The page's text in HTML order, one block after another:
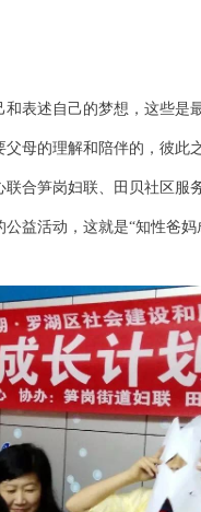
表述自己的梦想，这些是
母的理解和陪伴的，彼此
合笋岗妇联、田贝社区服
益活动，这就是“知性爸妈